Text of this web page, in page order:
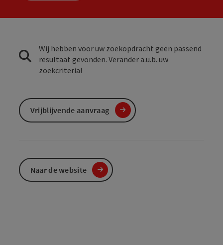
Wij hebben voor uw zoekopdracht geen passend
resultaat gevonden. Verander a.u.b. uw
zoekcriteria!
Vrijblijvende aanvraag
Naar de website